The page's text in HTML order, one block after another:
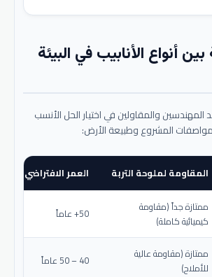
أنواع الأنابيب في البيئة
والمقاولين في اختيار الحل الأنسب
المشروع وطبيعة الأرض:
المقاومة لملوحة التربة العمر الافتراضي
ممتازة جداً (مقاومة
كيميائية كاملة)
50+ عاماً
ممتازة (مقاومة عالية
للأملاح)
40 – 50 عاماً